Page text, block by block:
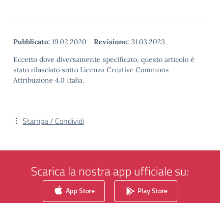
Pubblicato: 19.02.2020 - Revisione: 31.03.2023
Eccetto dove diversamente specificato, questo articolo è
stato rilasciato sotto Licenza Creative Commons
Attribuzione 4.0 Italia.
Stampa / Condividi
Scarica la nostra app ufficiale su:
App Store Play Store